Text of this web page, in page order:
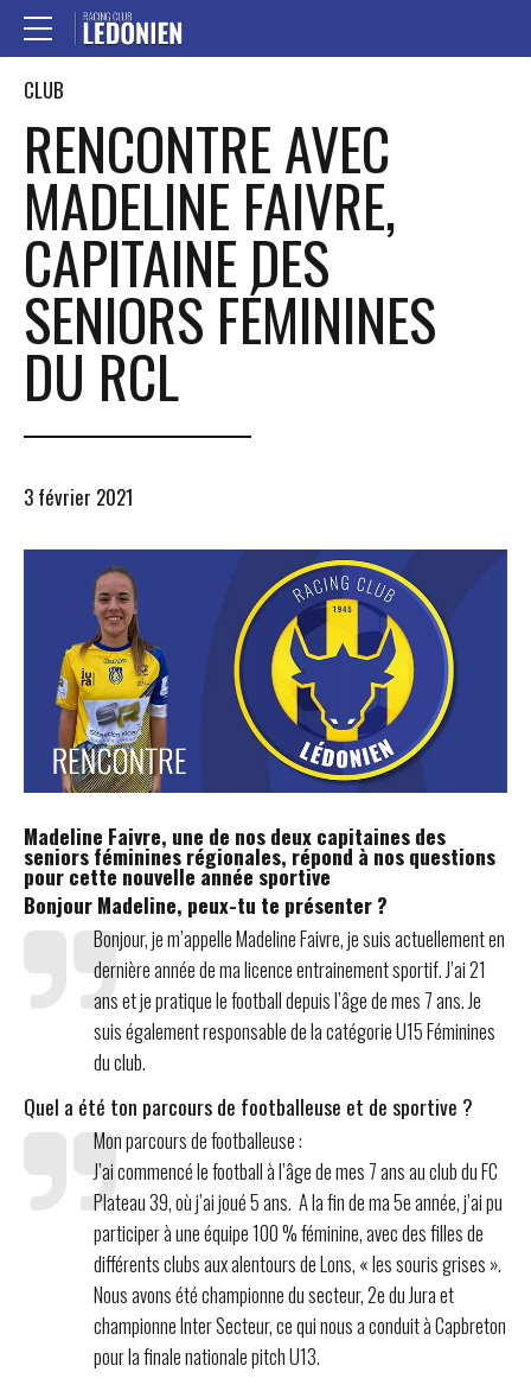
CLUB
RENCONTRE AVEC
MADELINE FAIVRE,
CAPITAINE DES
SENIORS FÉMININES
DU RCL
3 février 2021
Madeline Faivre, une de nos deux capitaines des
seniors féminines régionales, répond à nos questions
pour cette nouvelle année sportive
Bonjour Madeline, peux-tu te présenter ?
Bonjour, je m’appelle Madeline Faivre, je suis actuellement en
dernière année de ma licence entrainement sportif. J’ai 21
ans et je pratique le football depuis l’âge de mes 7 ans. Je
suis également responsable de la catégorie U15 Féminines
du club.
Quel a été ton parcours de footballeuse et de sportive ?
Mon parcours de footballeuse :
J’ai commencé le football à l’âge de mes 7 ans au club du FC
Plateau 39, où j’ai joué 5 ans. A la fin de ma 5e année, j’ai pu
participer à une équipe 100 % féminine, avec des filles de
différents clubs aux alentours de Lons, « les souris grises ».
Nous avons été championne du secteur, 2e du Jura et
championne Inter Secteur, ce qui nous a conduit à Capbreton
pour la finale nationale pitch U13.